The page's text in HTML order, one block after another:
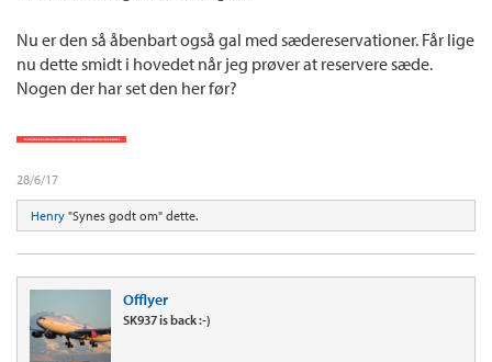
Nu er den så åbenbart også gal med sædereservationer. Får lige
nu dette smidt i hovedet når jeg prøver at reservere sæde.
Nogen der har set den her før?
28/6/17
Henry "Synes godt om" dette.
Offlyer
SK937 is back :-)